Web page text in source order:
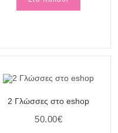
2 Γλώσσες στο eshop
50.00€